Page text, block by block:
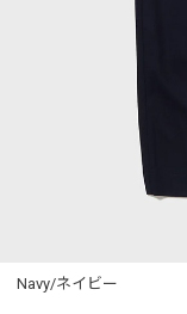
Navy/ネイビー